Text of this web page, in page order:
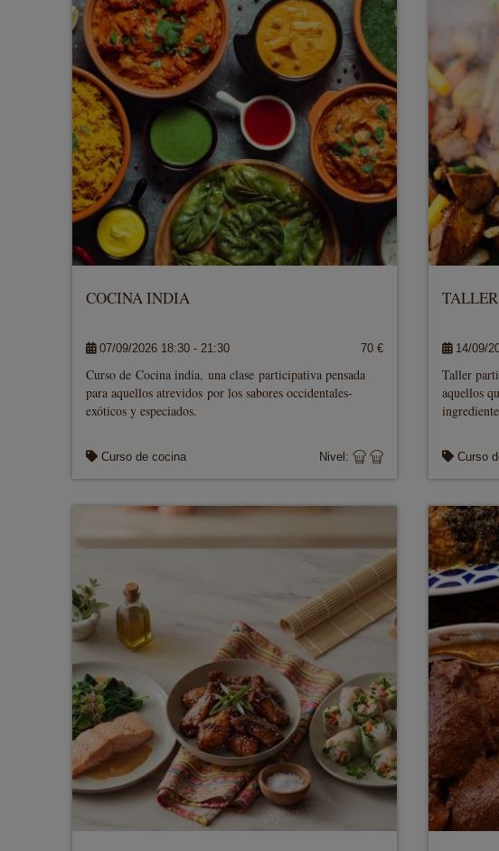
COCINA INDIA
07/09/2026 18:30 - 21:30 70 €
Curso de Cocina india, una clase participativa pensada
para aquellos atrevidos por los sabores occidentales-
exóticos y especiados.
Curso de cocina Nivel:
14/09/
Taller
aquellos
Curso